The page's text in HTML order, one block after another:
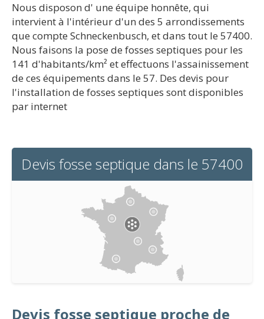
Nous disposon d' une équipe honnête, qui
intervient à l'intérieur d'un des 5 arrondissements
que compte Schneckenbusch, et dans tout le 57400.
Nous faisons la pose de fosses septiques pour les
141 d'habitants/km² et effectuons l'assainissement
de ces équipements dans le 57. Des devis pour
l'installation de fosses septiques sont disponibles
par internet
Devis fosse septique dans le 57400
Devis fosse septique proche de